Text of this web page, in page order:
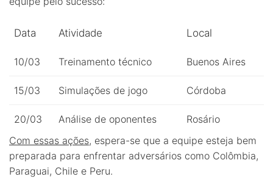
Data Atividade Local
10/03 Treinamento técnico Buenos Aires
15/03 Simulações de jogo Córdoba
20/03 Análise de oponentes
Rosário
Com essas ações, espera-se que a equipe esteja bem
preparada para enfrentar adversários como Colômbia,
Paraguai, Chile e Peru.